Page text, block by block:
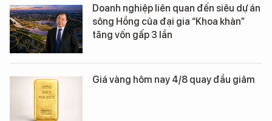
Doanh nghiệp liên quan đến siêu dự án
sông Hồng của đại gia “Khoa khàn”
tăng vốn gấp 3 lần
Giá vàng hôm nay 4/8 quay đầu giảm